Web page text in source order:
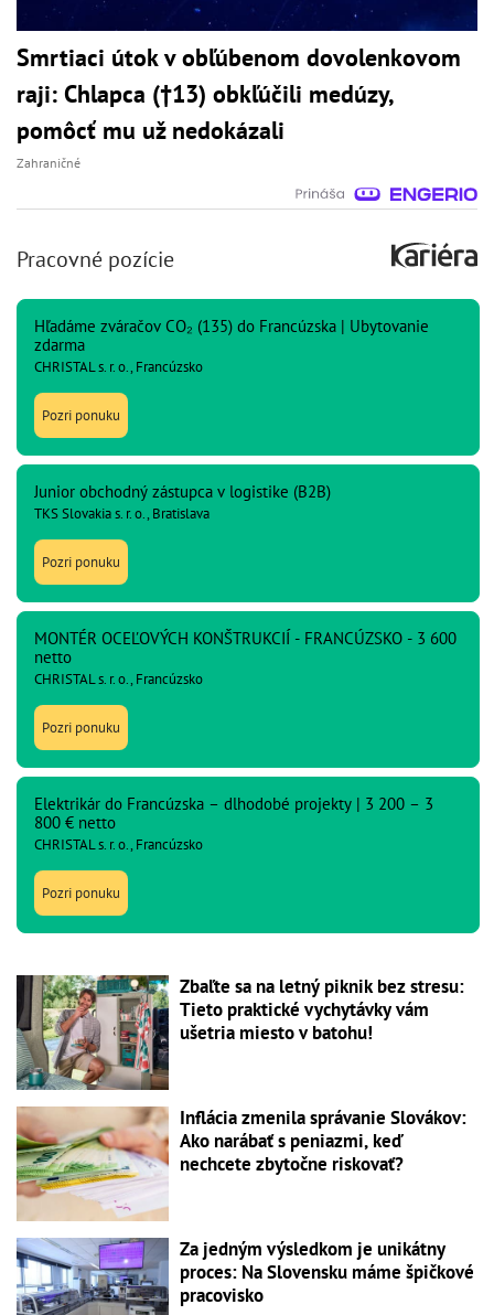
Smrtiaci útok v obľúbenom dovolenkovom
raji: Chlapca (†13) obkľúčili medúzy,
pomôcť mu už nedokázali
Zahraničné
Pracovné pozície
Hľadáme zváračov CO₂ (135) do Francúzska | Ubytovanie
zdarma
CHRISTAL s. r. o., Francúzsko
Pozri ponuku
Junior obchodný zástupca v logistike (B2B)
TKS Slovakia s. r. o., Bratislava
Pozri ponuku
MONTÉR OCEĽOVÝCH KONŠTRUKCIÍ - FRANCÚZSKO - 3 600
netto
CHRISTAL s. r. o., Francúzsko
Pozri ponuku
Elektrikár do Francúzska – dlhodobé projekty | 3 200 – 3
800 € netto
CHRISTAL s. r. o., Francúzsko
Pozri ponuku
Zbaľte sa na letný piknik bez stresu:
Tieto praktické vychytávky vám
ušetria miesto v batohu!
Inflácia zmenila správanie Slovákov:
Ako narábať s peniazmi, keď
nechcete zbytočne riskovať?
Za jedným výsledkom je unikátny
proces: Na Slovensku máme špičkové
pracovisko